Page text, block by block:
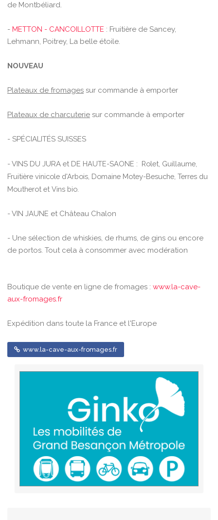
de Montbéliard.
- METTON - CANCOILLOTTE : Fruitière de Sancey,
Lehmann, Poitrey, La belle étoile.
NOUVEAU
Plateaux de fromages sur commande à emporter
Plateaux de charcuterie sur commande à emporter
- SPÉCIALITÉS SUISSES
- VINS DU JURA et DE HAUTE-SAONE : Rolet, Guillaume,
Fruitière vinicole d'Arbois, Domaine Motey-Besuche, Terres du
Moutherot et Vins bio.
- VIN JAUNE et Château Chalon
- Une sélection de whiskies, de rhums, de gins ou encore
de portos. Tout cela à consommer avec modération
Boutique de vente en ligne de fromages : www.la-cave-
aux-fromages.fr
Expédition dans toute la France et l'Europe
www.la-cave-aux-fromages.fr